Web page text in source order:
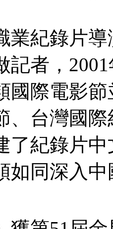
業紀錄片
記者，
國際電影
、台灣國
了紀錄片
如同深入